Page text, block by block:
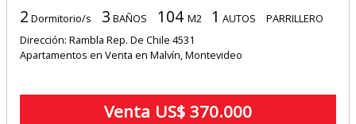
2 Dormitorio/s 3 BAÑOS 104 M2 1 AUTOS
PARRILLERO
Dirección: Rambla Rep. De Chile 4531
Apartamentos en Venta en Malvín, Montevideo
Venta US$ 370.000